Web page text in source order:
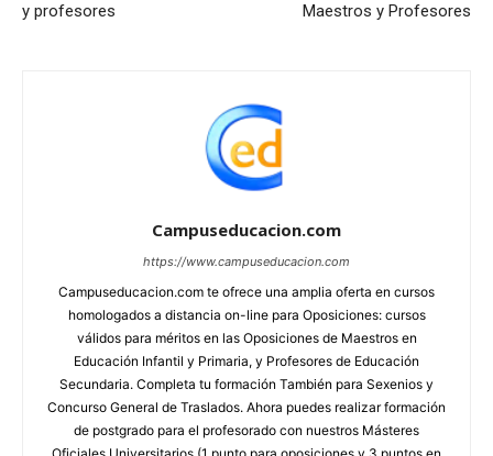
y profesores
Maestros y Profesores
Campuseducacion.com
https://www.campuseducacion.com
Campuseducacion.com te ofrece una amplia oferta en cursos
homologados a distancia on-line para Oposiciones: cursos
válidos para méritos en las Oposiciones de Maestros en
Educación Infantil y Primaria, y Profesores de Educación
Secundaria. Completa tu formación También para Sexenios y
Concurso General de Traslados. Ahora puedes realizar formación
de postgrado para el profesorado con nuestros Másteres